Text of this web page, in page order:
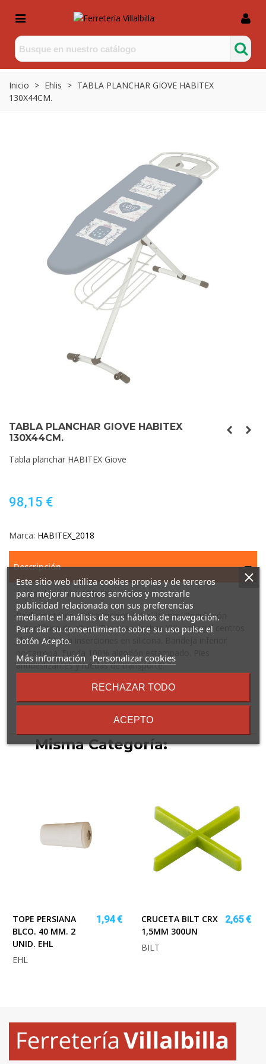
Inicio > Ehlis > TABLA PLANCHAR GIOVE HABITEX
130X44CM.
TABLA PLANCHAR GIOVE HABITEX
130X44CM.
Tabla planchar HABITEX Giove
98,15 €
Marca: HABITEX_2018
Descripción
Tabla planchar HABITEX Giove
Rejilla metálica. Patas monotubo ø 35 mm. Regulación
automática de altura. Reposaplanchas XXL especial centros
planchado con inserciones en silicona. Bandeja inferior
portarropa. Funda 100% algodón estampado. Pies
antideslizantes y ruedas de transporte.
16 Otros Productos En La
Misma Categoría:
TOPE PERSIANA
BLCO. 40 MM. 2
UNID. EHL
1,94 €
EHL
CRUCETA BILT CRX
1,5MM 300UN
2,65 €
BILT
Este sitio web utiliza cookies propias y de terceros
para mejorar nuestros servicios y mostrarle
publicidad relacionada con sus preferencias
mediante el análisis de sus hábitos de navegación.
Para dar su consentimiento sobre su uso pulse el
botón Acepto.
Más información
sobre
términos
condiciones
Personalizar cookies
RECHAZAR TODO
ACEPTO